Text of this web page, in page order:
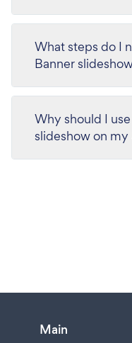
What steps do I
Banner
Why should I
slideshow on my
Main